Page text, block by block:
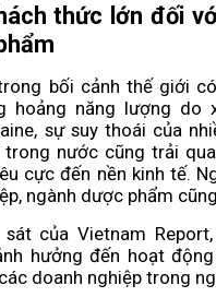
thức lớn đối
bối cảnh thế giới
hoảng năng lượng do
sự suy thoái của
trong nước cũng trải
cực đến nền kinh tế.
ngành dược phẩm
sát của Vietnam
hưởng đến hoạt
doanh nghiệp trong